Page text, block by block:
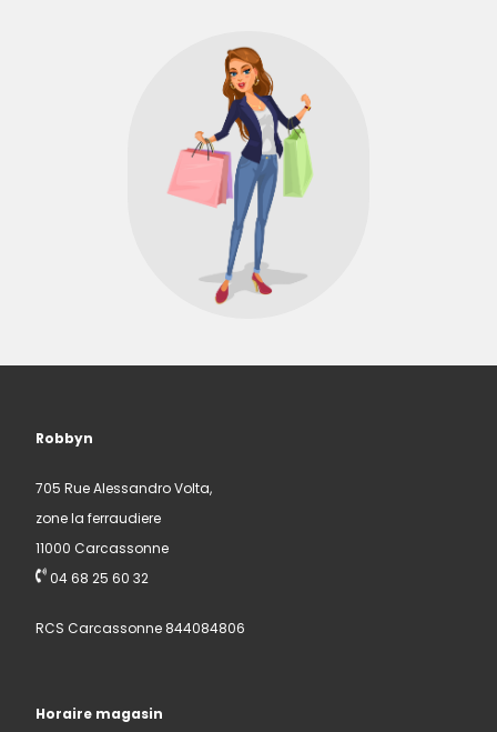
Robbyn
705 Rue Alessandro Volta,
zone la ferraudiere
11000 Carcassonne
04 68 25 60 32
RCS Carcassonne 844084806
Horaire magasin